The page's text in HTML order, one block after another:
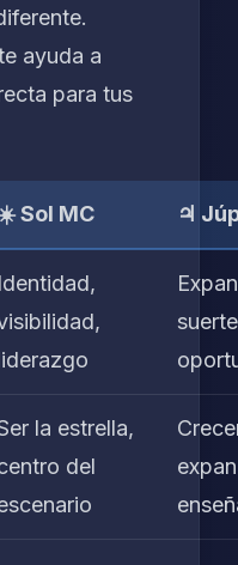
ayuda a
para tus
Sol MC ♃
Identidad,
la estrella,
del